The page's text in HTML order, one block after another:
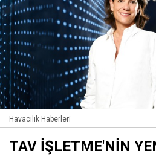
Havacılık Haberleri
TAV İŞLETME'NİN